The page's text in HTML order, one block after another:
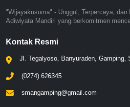
"Wijayakusuma" - Unggul, Terpercaya, dan
Adiwiyata Mandiri yang berkomitmen
Kontak Resmi
Jl. Tegalyoso, Banyuraden, Gamping,
(0274) 626345
smangamping@gmail.com